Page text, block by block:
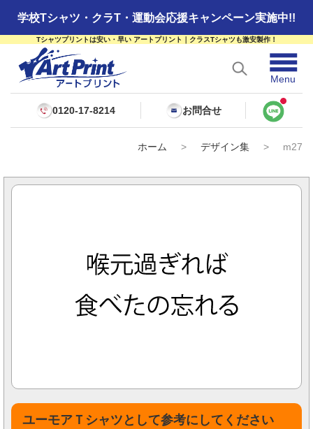
学校Tシャツ・クラT・運動会応援キャンペーン実施中!!
Tシャツプリントは安い・早い アートプリント｜クラスTシャツも激安製作！
☰
Menu
0120-17-8214 お問合せ
ホーム > デザイン集 > m27
ユーモアＴシャツとして参考にしてください